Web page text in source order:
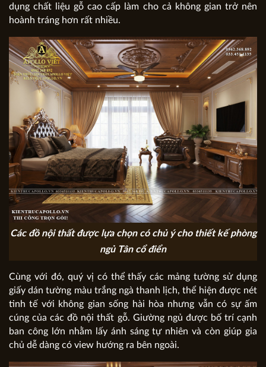
dụng chất liệu gỗ cao cấp làm cho cả không gian trở nên
hoành tráng hơn rất nhiều.
Các đồ nội thất được lựa chọn có chủ ý cho thiết kế phòng
ngủ Tân cổ điển
Cùng với đó, quý vị có thể thấy các mảng tường sử dụng
giấy dán tường màu trắng ngà thanh lịch, thể hiện được nét
tinh tế với không gian sống hài hòa nhưng vẫn có sự ấm
cúng của các đồ nội thất gỗ. Giường ngủ được bố trí cạnh
ban công lớn nhằm lấy ánh sáng tự nhiên và còn giúp gia
chủ dễ dàng có view hướng ra bên ngoài.